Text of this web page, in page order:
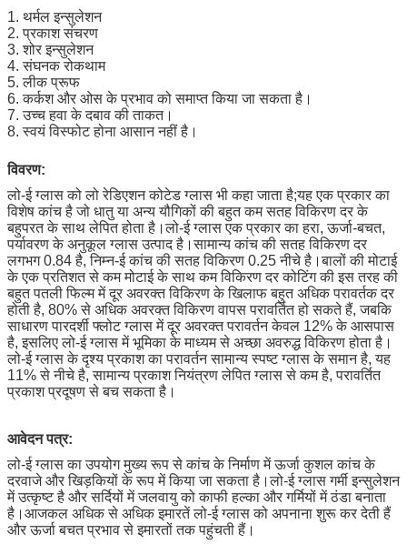
1. थर्मल इन्सुलेशन
2. प्रकाश संचरण
3. शोर इन्सुलेशन
4. संघनक रोकथाम
5. लीक प्रूफ
6. कर्कश और ओस के प्रभाव को समाप्त किया जा सकता है।
7. उच्च हवा के दबाव की ताकत।
8. स्वयं विस्फोट होना आसान नहीं है।
विवरण:
लो-ई ग्लास को लो रेडिएशन कोटेड ग्लास भी कहा जाता है;यह एक प्रकार का
विशेष कांच है जो धातु या अन्य यौगिकों की बहुत कम सतह विकिरण दर के
बहुपरत के साथ लेपित होता है।लो-ई ग्लास एक प्रकार का हरा, ऊर्जा-बचत,
पर्यावरण के अनुकूल ग्लास उत्पाद है।सामान्य कांच की सतह विकिरण दर
लगभग 0.84 है, निम्न-ई कांच की सतह विकिरण 0.25 नीचे है।बालों की मोटाई
के एक प्रतिशत से कम मोटाई के साथ कम विकिरण दर कोटिंग की इस तरह की
बहुत पतली फिल्म में दूर अवरक्त विकिरण के खिलाफ बहुत अधिक परावर्तक दर
होती है, 80% से अधिक अवरक्त विकिरण वापस परावर्तित हो सकते हैं, जबकि
साधारण पारदर्शी फ्लोट ग्लास में दूर अवरक्त परावर्तन केवल 12% के आसपास
है, इसलिए लो-ई ग्लास में भूमिका के माध्यम से अच्छा अवरुद्ध विकिरण होता है।
लो-ई ग्लास के दृश्य प्रकाश का परावर्तन सामान्य स्पष्ट ग्लास के समान है, यह
11% से नीचे है, सामान्य प्रकाश नियंत्रण लेपित ग्लास से कम है, परावर्तित
प्रकाश प्रदूषण से बच सकता है।
आवेदन पत्र:
लो-ई ग्लास का उपयोग मुख्य रूप से कांच के निर्माण में ऊर्जा कुशल कांच के
दरवाजे और खिड़कियों के रूप में किया जा सकता है।लो-ई ग्लास गर्मी इन्सुलेशन
में उत्कृष्ट है और सर्दियों में जलवायु को काफी हल्का और गर्मियों में ठंडा बनाता
है।आजकल अधिक से अधिक इमारतें लो-ई ग्लास को अपनाना शुरू कर देती हैं
और ऊर्जा बचत प्रभाव से इमारतों तक पहुंचती हैं।